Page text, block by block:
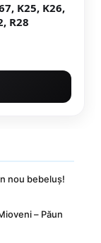
K25, K26,
R28
nou bebeluș!
– Păun